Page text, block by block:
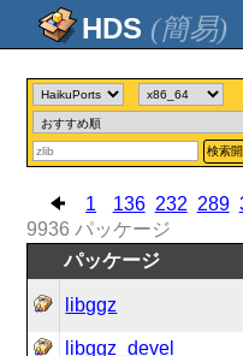
(簡易)
検索
1 136 232 289
9936 パッケージ
パッケージ
libggz
libggz_devel